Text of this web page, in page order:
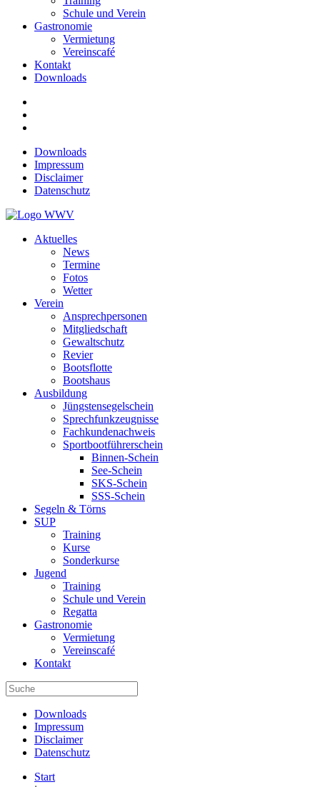
Schule und Verein
Gastronomie
Vermietung
Vereinscafé
Kontakt
Downloads
Downloads
Impressum
Disclaimer
Datenschutz
Aktuelles
News
Termine
Fotos
Wetter
Verein
Ansprechpersonen
Mitgliedschaft
Gewaltschutz
Revier
Bootsflotte
Bootshaus
Ausbildung
Jüngstensegelschein
Sprechfunkzeugnisse
Fachkundenachweis
Sportbootführerschein
Binnen-Schein
See-Schein
SKS-Schein
SSS-Schein
Segeln & Törns
SUP
Training
Kurse
Sonderkurse
Jugend
Training
Schule und Verein
Regatta
Gastronomie
Vermietung
Vereinscafé
Kontakt
Downloads
Impressum
Disclaimer
Datenschutz
Start